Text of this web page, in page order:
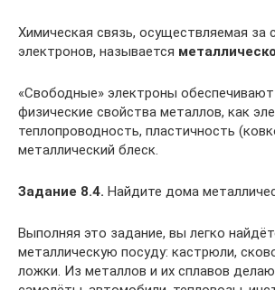
Химическая связь, осуществляемая за
электронов, называется
«Свободные» электроны
физические свойства металлов, как
теплопроводность, пластичность
металлический блеск.
Задание 8.4. Найдите дома
Выполняя это задание, вы легко
металлическую посуду: кастрюли,
ложки. Из металлов и их сплавов